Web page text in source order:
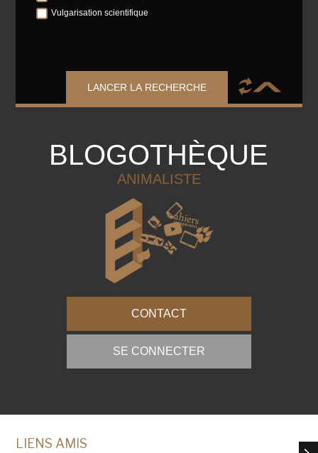
Vulgarisation scientifique
LANCER LA RECHERCHE
BLOGOTHÈQUE
ANIMALISTE
CONTACT
SE CONNECTER
LIENS AMIS